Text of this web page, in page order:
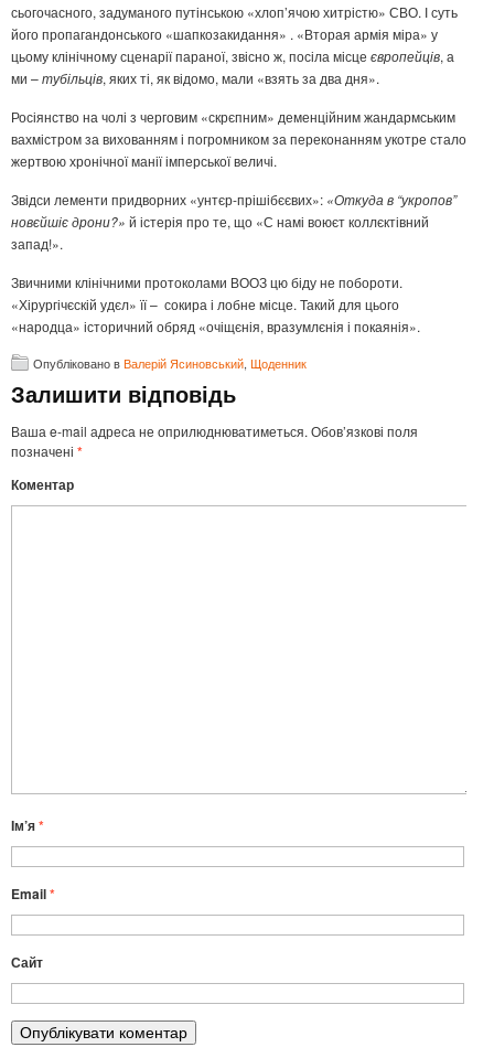
сьогочасного, задуманого путінською «хлоп’ячою хитрістю» СВО. І суть
його пропагандонського «шапкозакидання» . «Вторая армія міра» у
цьому клінічному сценарії параної, звісно ж, посіла місце європейців, а
ми –тубільців, яких ті, як відомо, мали «взять за два дня».
Росіянство на чолі з черговим «скрєпним» деменційним жандармським
вахмістром за вихованням і погромником за переконанням укотре стало
жертвою хронічної манії імперської величі.
Звідси лементи придворних «унтєр-прішібєєвих»: «Откуда в “укропов”
новєйшіє дрони?» й істерія про те, що «С намі воюєт коллєктівний
запад!».
Звичними клінічними протоколами ВООЗ цю біду не побороти.
«Хірургічєскій удєл» її – сокира і лобне місце. Такий для цього
«народца» історичний обряд «очіщєнія, вразумлєнія і покаянія».
Опубліковано вВалерій Ясиновський, Щоденник
Залишити відповідь
Ваша e-mail адреса не оприлюднюватиметься. Обов’язкові поля
позначені *
Коментар
Ім’я*
Email*
Сайт